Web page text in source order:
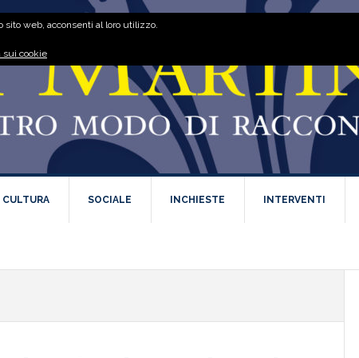
CULTURA SOCIALE INCHIESTE INTERVENTI
web, acconsenti al loro utilizzo.
sui cookie